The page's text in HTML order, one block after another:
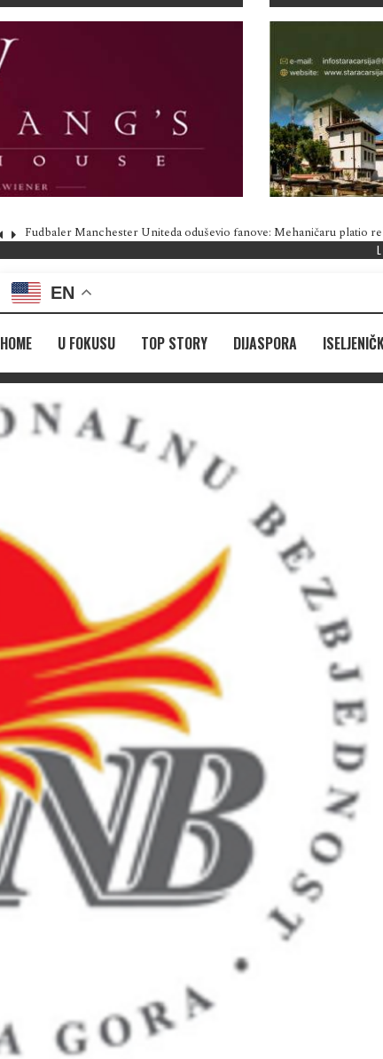
Fudbaler Manchester Uniteda oduševio fanove: Mehaničaru platio
EN
HOME U FOKUSU TOP STORY DIJASPORA